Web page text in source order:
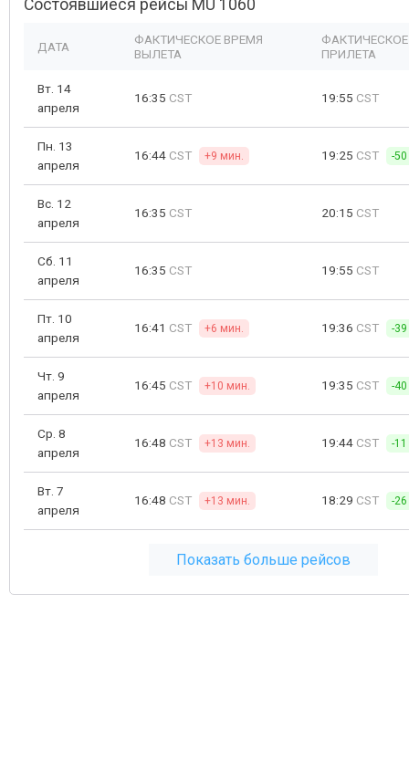
Состоявшиеся рейсы MU 1060
ДАТА
ФАКТИЧЕСКОЕ ВРЕМЯ
ВЫЛЕТА
ПРИЛЕТА
Вт. 14
апреля
16:35 CST 19:55 CST
Пн. 13
апреля
16:44 CST +9 мин. 19:25 CST -
Вс. 12
апреля
16:35 CST 20:15 CST
Сб. 11
апреля
16:35 CST 19:55 CST
Пт. 10
апреля
16:41 CST +6 мин. 19:36 CST -
Чт. 9
апреля
16:45 CST +10 мин. 19:35 CST -
Ср. 8
апреля
16:48 CST +13 мин. 19:44 CST -
Вт. 7
апреля
16:48 CST +13 мин. 18:29 CST -
Показать больше рейсов